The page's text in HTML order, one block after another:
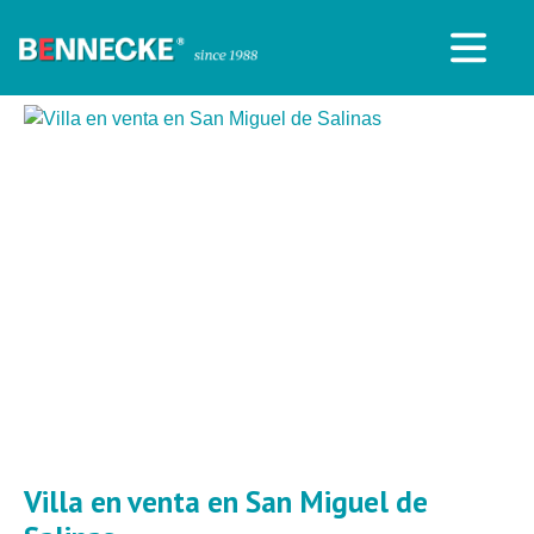
Villa en venta en San Miguel de